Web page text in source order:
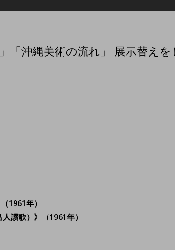
「沖縄美術の流れ」 展示替え
1961年）
讃歌）》（1961年）